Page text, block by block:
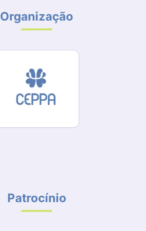
Organização
Patrocínio